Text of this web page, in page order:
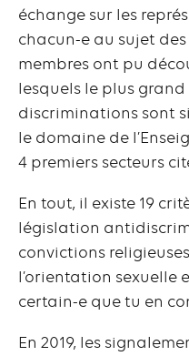
échange sur les
chacun-e au sujet
membres ont pu
lesquels le plus
discriminations sont
le domaine de
4 premiers secteurs
En tout, il existe 19
législation
convictions
l’orientation sexuelle
certain-e que tu en
En 2019, les